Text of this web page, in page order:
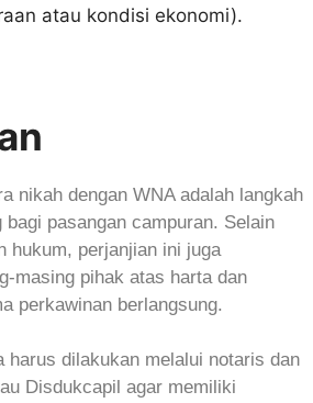
atau kondisi ekonomi).
nikah dengan WNA adalah langkah
pasangan campuran. Selain
hukum, perjanjian ini juga
masing pihak atas harta dan
perkawinan berlangsung.
harus dilakukan melalui notaris dan
Disdukcapil agar memiliki